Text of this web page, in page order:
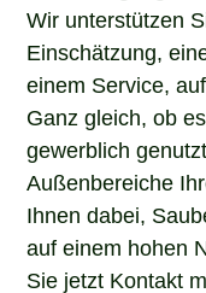
Wir unterstützen
Einschätzung,
einem Service,
Ganz gleich, ob
gewerblich
Außenbereiche
Ihnen dabei,
auf einem hohen
Sie jetzt Kontakt